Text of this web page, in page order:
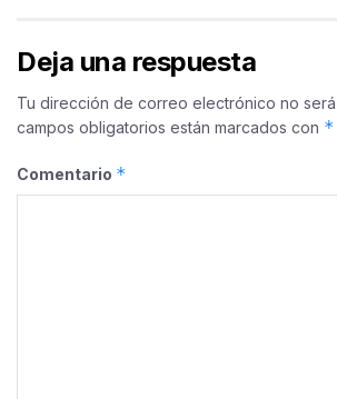
Deja una respuesta
Tu dirección de correo electrónico no
campos obligatorios están marcados con *
Comentario *